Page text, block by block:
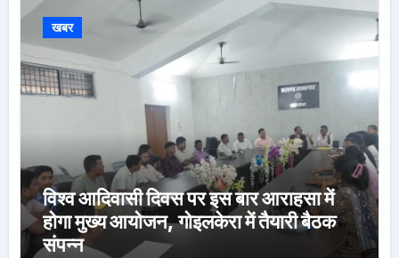
खबर
विश्व आदिवासी दिवस पर इस बार आराहसा में
होगा मुख्य आयोजन, गोइलकेरा में तैयारी बैठक
संपन्न